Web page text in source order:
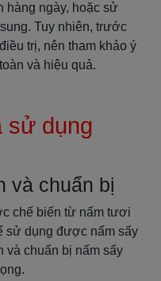
hàng ngày, hoặc sử
Tuy nhiên, trước
trị, nên tham khảo ý
và hiệu quả.
sử dụng
và chuẩn bị
chế biến từ nấm tươi
sử dụng được nấm sấy
và chuẩn bị nấm sấy